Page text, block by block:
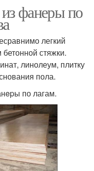
фанеры по
легкий
стяжки.
линолеум, плитку
пола.
по лагам.